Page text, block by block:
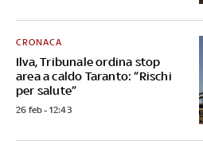
Ilva, Tribunale ordina stop
area a caldo Taranto: “Rischi
per salute”
CRONACA
26 feb - 12:43